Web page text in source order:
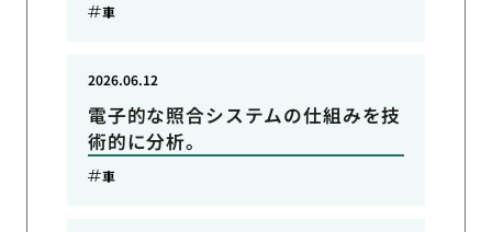
車
電子的な照合システムの仕組みを技
術的に分析。
2026.06.12
車